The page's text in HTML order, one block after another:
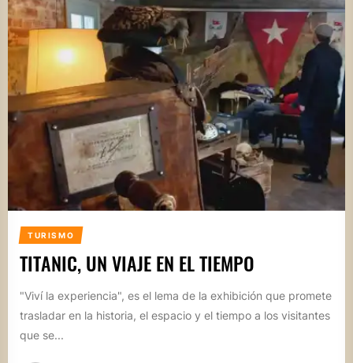
TURISMO
TITANIC, UN VIAJE EN EL TIEMPO
"Viví la experiencia", es el lema de la exhibición que promete
trasladar en la historia, el espacio y el tiempo a los visitantes
que se...